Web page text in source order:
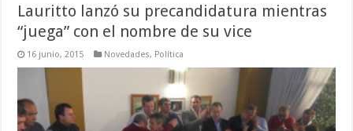
Lauritto lanzó su precandidatura mientras
“juega” con el nombre de su vice
16 junio, 2015 Novedades, Política